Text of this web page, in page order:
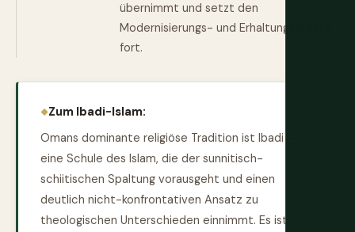
übernimmt und setzt den
Modernisierungs- und Erhaltungsansatz
fort.
Zum Ibadi-Islam:
Omans dominante religiöse Tradition ist Ibadi —
eine Schule des Islam, die der sunnitisch-
schiitischen Spaltung vorausgeht und einen
deutlich nicht-konfrontativen Ansatz zu
theologischen Unterschieden einnimmt. Es ist